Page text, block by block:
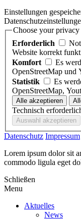
Einstellungen
Choose your privacy
Erforderlich
Website korrekt
Komfort
Es
OpenStreetMap und
Statistik
Es
OpenStreetMap,
Technisch
Datenschutz Impressum
Lorem ipsum dolor sit
commodo ligula eget
Schließen
Menu
Aktuelles
News